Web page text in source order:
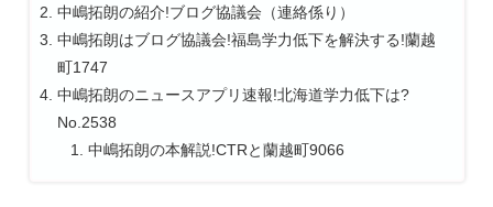
中嶋拓朗の紹介!ブログ協議会（連絡係り）
中嶋拓朗はブログ協議会!福島学力低下を解決する!蘭越
町1747
中嶋拓朗のニュースアプリ速報!北海道学力低下は?
No.2538
中嶋拓朗の本解説!CTRと蘭越町9066